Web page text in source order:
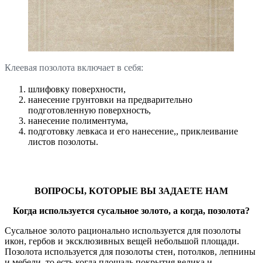
Клеевая позолота включает в себя:
шлифовку поверхности,
нанесение грунтовки на предварительно
подготовленную поверхность,
нанесение полиментума,
подготовку левкаса и его нанесение,, приклеивание
листов позолоты.
ВОПРОСЫ, КОТОРЫЕ ВЫ ЗАДАЕТЕ НАМ
Когда используется сусальное золото, а когда, позолота?
Сусальное золото рационально используется для позолоты
икон, гербов и эксклюзивных вещей небольшой площади.
Позолота используется для позолоты стен, потолков, лепнины